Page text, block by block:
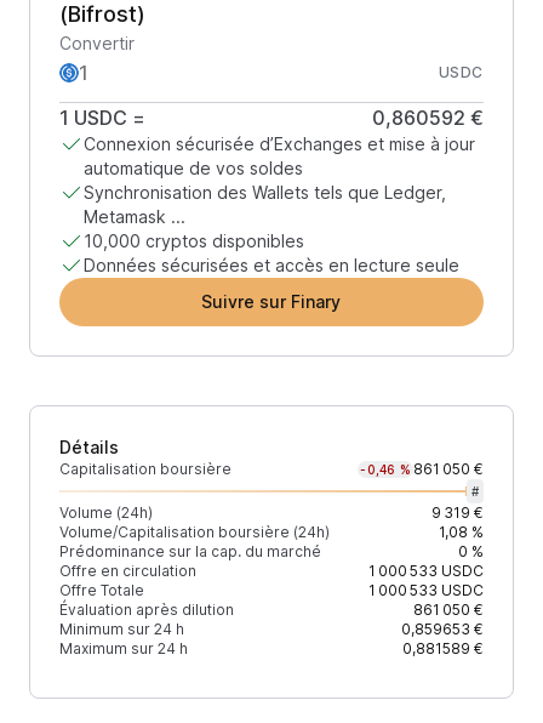
(Bifrost)
Convertir
USDC
1 USDC = 0,860592 €
Connexion sécurisée d’Exchanges et mise à jour
automatique de vos soldes
Synchronisation des Wallets tels que Ledger,
Metamask ...
10,000 cryptos disponibles
Données sécurisées et accès en lecture seule
Suivre sur Finary
Détails
Capitalisation boursière -0,46 % 861 050 €
#
Volume (24h)
9 319 €
Volume/Capitalisation boursière (24h)
1,08 %
Prédominance sur la cap. du marché
0 %
Offre en circulation
1 000 533 USDC
Offre Totale
1 000 533 USDC
Évaluation après dilution
861 050 €
Minimum sur 24 h
0,859653 €
Maximum sur 24 h
0,881589 €